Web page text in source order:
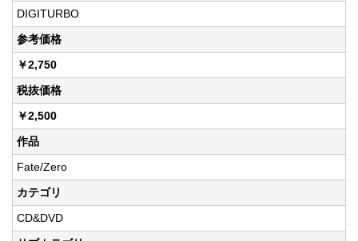
DIGITURBO
参考価格
￥2,750
税抜価格
￥2,500
作品
Fate/Zero
カテゴリ
CD&DVD